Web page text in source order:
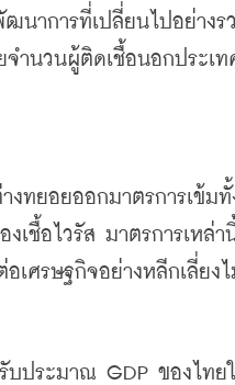
นาการที่เปลี่ยนไปอย่างรว
จำนวนผู้ติดเชื้อนอกประเ
ทยอยออกมาตรการเข้ม
เชื้อไวรัส มาตรการเหล่
เศรษฐกิจอย่างหลีกเลี่ยง
บประมาณ GDP ของไทย